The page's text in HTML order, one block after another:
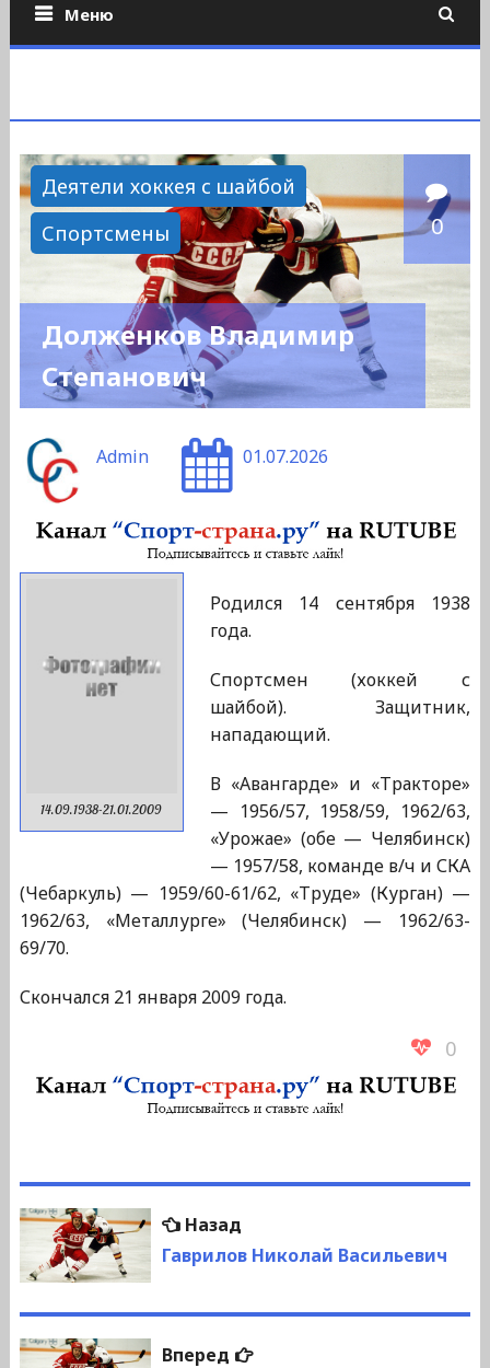
Меню
Деятели хоккея с шайбой
Спортсмены
0
Долженков Владимир
Степанович
Admin 01.07.2026
14.09.1938-21.01.2009
Родился 14 сентября 1938
года.
Спортсмен (хоккей с
шайбой). Защитник,
нападающий.
В «Авангарде» и «Тракторе»
— 1956/57, 1958/59, 1962/63,
«Урожае» (обе — Челябинск)
— 1957/58, команде в/ч и СКА
(Чебаркуль) — 1959/60-61/62, «Труде» (Курган) —
1962/63, «Металлурге» (Челябинск) — 1962/63-
69/70.
Скончался 21 января 2009 года.
0
Навигация
по
записям
НазадПредыдущая
запись:
Гаврилов Николай Васильевич
Вперед
Следующая